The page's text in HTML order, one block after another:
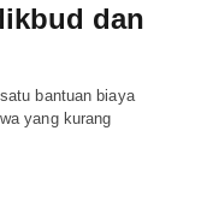
dan
bantuan biaya
yang kurang